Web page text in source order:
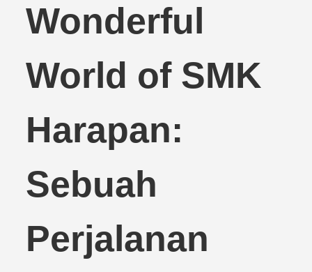
Wonderful
World of SMK
Harapan:
Sebuah
Perjalanan